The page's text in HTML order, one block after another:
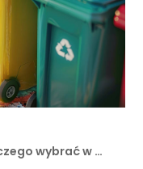
wybrać w …